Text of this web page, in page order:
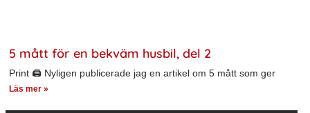
5 mått för en bekväm husbil, del 2
Print 🖨 Nyligen publicerade jag en artikel om 5 mått som ger
Läs mer »